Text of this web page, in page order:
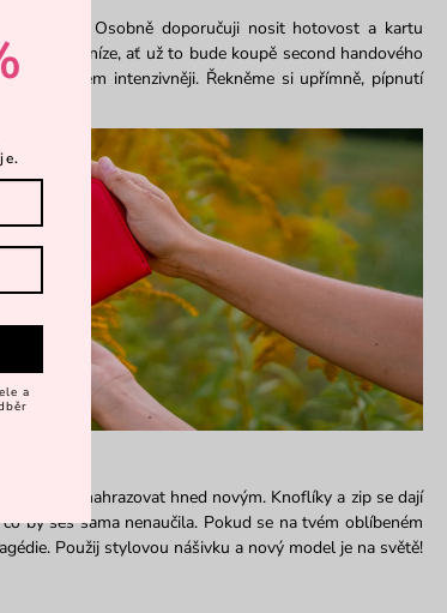
může lišit. Osobně doporučuji nosit hotovost a kartu
tvé peníze, ať už to bude koupě second handového
mnohem intenzivněji. Řekněme si upřímně, pípnutí
nutné ho nahrazovat hned novým. Knoflíky a zip se dají
by ses sama nenaučila. Pokud se na tvém oblíbeném
Použij stylovou nášivku a nový model je na světě!
a